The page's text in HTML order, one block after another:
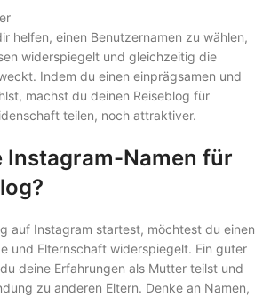
helfen, einen Benutzernamen zu wählen,
widerspiegelt und gleichzeitig die
Indem du einen einprägsamen und
machst du deinen Reiseblog für
teilen, noch attraktiver.
Instagram-Namen für
auf Instagram startest, möchtest du einen
und Elternschaft widerspiegelt. Ein guter
deine Erfahrungen als Mutter teilst und
zu anderen Eltern. Denke an Namen,